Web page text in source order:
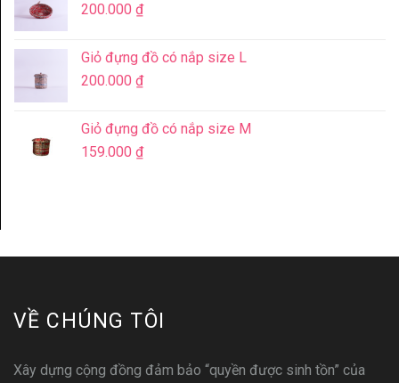
200.000 ₫
Giỏ đựng đồ có nắp size L
200.000 ₫
Giỏ đựng đồ có nắp size M
159.000 ₫
VỀ CHÚNG TÔI
Xây dựng cộng đồng đảm bảo “quyền được sinh tồn” của